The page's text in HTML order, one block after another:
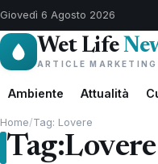
Giovedì 6 Agosto 2026
Wet Life
ARTICLE
Ambiente Attualità
Home/Tag: Lovere
Tag:Lovere